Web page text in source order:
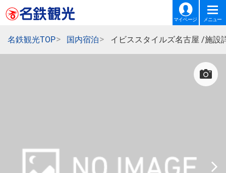
マイページ メニュー
名鉄観光TOP 国内宿泊 イビススタイルズ名古屋 /施設